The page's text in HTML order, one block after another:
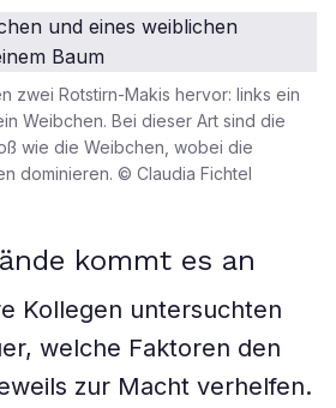
zwei Rotstirn-Makis hervor: links ein
Weibchen. Bei dieser Art sind die
wie die Weibchen, wobei die
dominieren. © Claudia Fichtel
kommt es an
Kollegen untersuchten
welche Faktoren den
zur Macht verhelfen.